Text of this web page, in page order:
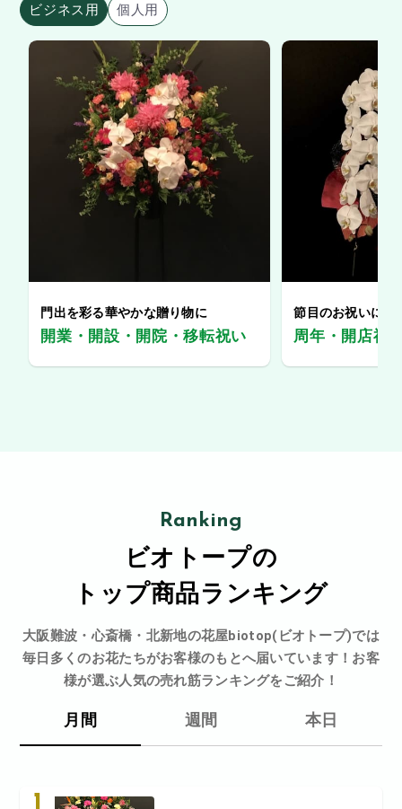
ビジネス用 個人用
門出を彩る華やかな贈り物に
開業・開設・開院・移転祝い
節目のお祝いに、
周年・開店祝
Ranking
ビオトープの
トップ商品ランキング
大阪難波・心斎橋・北新地の花屋biotop(ビオトープ)では
毎日多くのお花たちがお客様のもとへ届いています！お客
様が選ぶ人気の売れ筋ランキングをご紹介！
月間 週間 本日